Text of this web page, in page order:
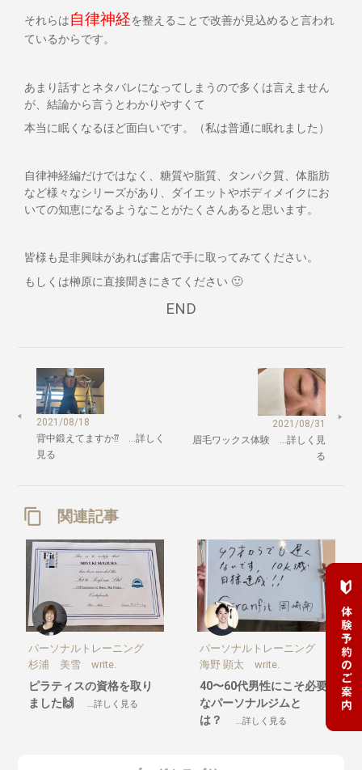
それらは自律神経を整えることで改善が見込めると言われ
ているからです。
あまり話すとネタバレになってしまうので多くは言えません
が、結論から言うとわかりやすくて
本当に眠くなるほど面白いです。（私は普通に眠れました）
自律神経編だけではなく、糖質や脂質、タンパク質、体脂肪
など様々なシリーズがあり、ダイエットやボディメイクにお
いての知恵になるようなことがたくさんあると思います。
皆様も是非興味があれば書店で手に取ってみてください。
もしくは榊原に直接聞きにきてください 🙂
END
2021/08/18
背中鍛えてますか⁇ …詳しく
見る
2021/08/31
眉毛ワックス体験 …詳しく見
る
関連記事
パーソナルトレーニング
杉浦 美雪 write.
ピラティスの資格を取り
ました🙌
…詳しく見る
パーソナルトレーニング
海野 顕太 write.
40〜60代男性にこそ必要
なパーソナルジムと
は？
…詳しく見る